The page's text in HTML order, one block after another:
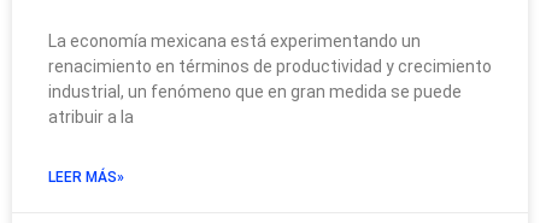
La economía mexicana está experimentando un
renacimiento en términos de productividad y crecimiento
industrial, un fenómeno que en gran medida se puede
atribuir a la
LEER MÁS»